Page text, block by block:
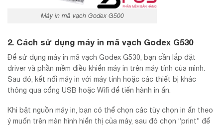
Máy in mã vạch Godex G500
2. Cách sử dụng máy in mã vạch Godex G530
Để sử dụng máy in mã vạch Godex G530, bạn cần lắp đặt
driver và phần mềm điều khiển máy in trên máy tính của mình.
Sau đó, kết nối máy in với máy tính hoặc các thiết bị khác
thông qua cổng USB hoặc Wifi để tiến hành in ấn.
Khi bật nguồn máy in, bạn có thể chọn các tùy chọn in ấn theo
ý muốn trên màn hình hiển thị của máy, sau đó chọn “print” để